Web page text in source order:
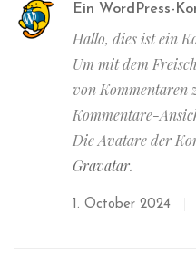
Ein WordPress-
Hallo, dies ist ein
Um mit dem
von Kommentaren
Kommentare-
Die Avatare der
Gravatar.
1. October 2024